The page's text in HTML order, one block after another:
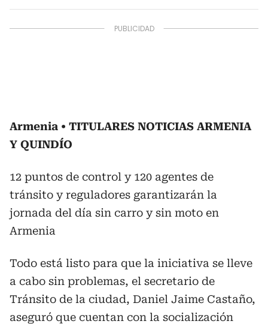
Armenia
TITULARES NOTICIAS ARMENIA
Y QUINDÍO
12 puntos de control y 120 agentes de
tránsito y reguladores garantizarán la
jornada del día sin carro y sin moto en
Armenia
Todo está listo para que la iniciativa se lleve
a cabo sin problemas, el secretario de
Tránsito de la ciudad, Daniel Jaime Castaño,
aseguró que cuentan con la socialización